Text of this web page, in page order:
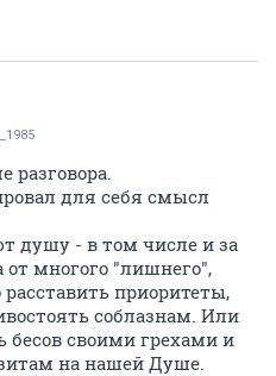
разговора.
для себя смысл
душу - в том числе и за
от многого "лишнего",
приоритеты,
соблазнам. Или
своими грехами и
на нашей Душе.